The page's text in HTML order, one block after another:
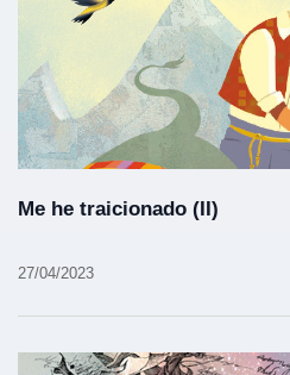
Me he traicionado (II)
27/04/2023